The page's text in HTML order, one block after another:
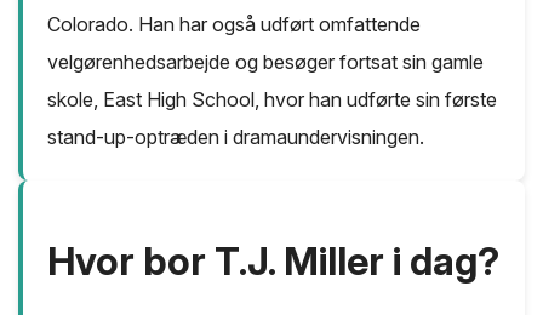
Colorado. Han har også udført omfattende
velgørenhedsarbejde og besøger fortsat sin gamle
skole, East High School, hvor han udførte sin første
stand-up-optræden i dramaundervisningen.
Hvor bor T.J. Miller i dag?